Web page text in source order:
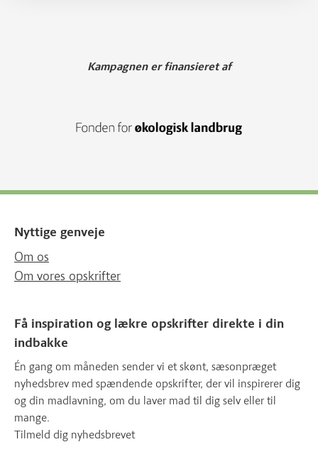
Kampagnen er finansieret af
Nyttige genveje
Om os
Om vores opskrifter
Få inspiration og lækre opskrifter direkte i din
indbakke
Én gang om måneden sender vi et skønt, sæsonpræget
nyhedsbrev med spændende opskrifter, der vil inspirerer dig
og din madlavning, om du laver mad til dig selv eller til
mange.
Tilmeld dig nyhedsbrevet